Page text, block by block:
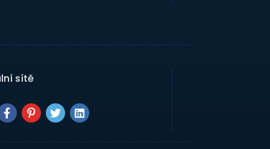
sítě